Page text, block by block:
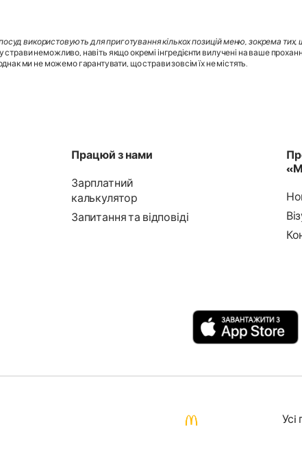
використовують для приготування кількох позицій меню, зокрема тих,
неможливо, навіть якщо окремі інгредієнти вилучені на ваше
ми не можемо гарантувати, що страви зовсім їх не містять.
Працюй з нами
Зарплатний
калькулятор
Запитання та відповіді
Усi